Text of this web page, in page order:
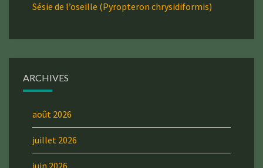
Sésie de l’oseille (Pyropteron chrysidiformis)
ARCHIVES
août 2026
juillet 2026